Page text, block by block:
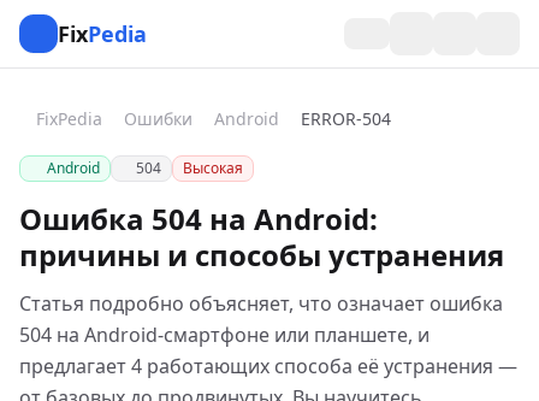
FixPedia
FixPedia Ошибки Android ERROR-504
Android 504 Высокая
Ошибка 504 на Android:
причины и способы устранения
Статья подробно объясняет, что означает ошибка
504 на Android-смартфоне или планшете, и
предлагает 4 работающих способа её устранения —